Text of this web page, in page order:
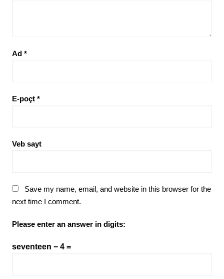
Ad *
E-poçt *
Veb sayt
Save my name, email, and website in this browser for the
next time I comment.
Please enter an answer in digits:
seventeen − 4 =